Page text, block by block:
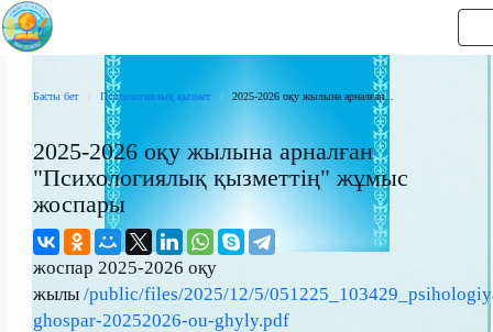
Басты бет Психологиялық қызмет 2025-2026 оқу жылына арналған...
2025-2026 оқу жылына арналған
"Психологиялық қызметтің" жұмыс
жоспары
жоспар 2025-2026 оқу
жылы /public/files/2025/12/5/
ghospar-20252026-ou-ghyly.pdf